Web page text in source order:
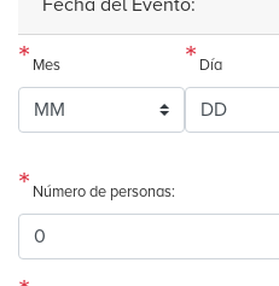
Fecha del Evento:
Mes Día
Número de personas: